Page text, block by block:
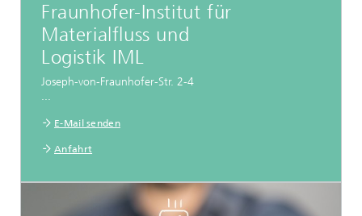
Fraunhofer-Institut für
Materialfluss und
Logistik IML
Joseph-von-Fraunhofer-Str. 2-4
...
E-Mail senden
Anfahrt